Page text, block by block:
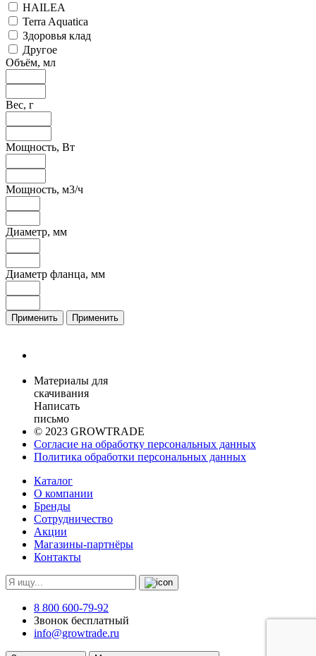
HAILEA
Terra Aquatica
Здоровья клад
Другое
Объём, мл
Вес, г
Мощность, Вт
Мощность, м3/ч
Диаметр, мм
Диаметр фланца, мм
Применить Применить
Материалы для
скачивания
Написать
письмо
© 2023 GROWTRADE
Согласие на обработку персональных данных
Политика обработки персональных данных
Каталог
О компании
Бренды
Сотрудничество
Акции
Магазины-партнёры
Контакты
8 800 600-79-92
Звонок бесплатный
info@growtrade.ru